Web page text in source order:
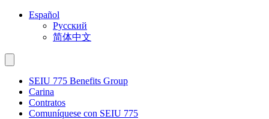
Español
Русский
简体中文
SEIU 775 Benefits Group
Carina
Contratos
Comuníquese con SEIU 775